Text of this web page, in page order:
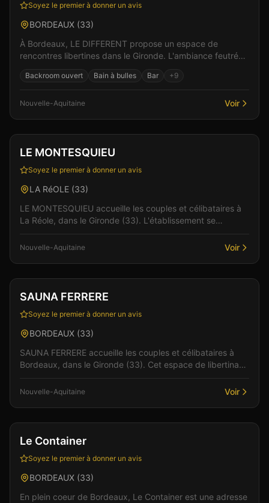
Soyez le premier à donner un avis
BORDEAUX (33)
À Bordeaux, LE DIFFERENT propose un espace de
rencontres libertines dans le Gironde. L'ambiance feutrée
Backroom ouvert Bain à bulles Bar +9
Nouvelle-Aquitaine Voir
Club Spa & Wellness +1
LE MONTESQUIEU
Soyez le premier à donner un avis
LA RéOLE (33)
LE MONTESQUIEU accueille les couples et célibataires à
La Réole, dans le Gironde (33). L'établissement se
Nouvelle-Aquitaine Voir
Club Sauna
SAUNA FERRERE
Soyez le premier à donner un avis
BORDEAUX (33)
SAUNA FERRERE accueille les couples et célibataires à
Bordeaux, dans le Gironde (33). Cet espace de libertinage
Nouvelle-Aquitaine Voir
Club Sauna +7
Le Container
Soyez le premier à donner un avis
BORDEAUX (33)
En plein coeur de Bordeaux, Le Container est une adresse